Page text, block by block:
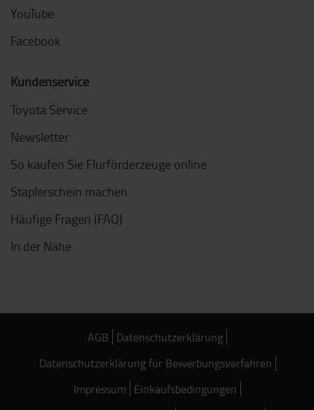
YouTube
Facebook
Kundenservice
Toyota Service
Newsletter
So kaufen Sie Flurförderzeuge online
Staplerschein machen
Häufige Fragen (FAQ)
In der Nähe
AGB Datenschutzerklärung
Datenschutzerklärung für Bewerbungsverfahren
Impressum Einkaufsbedingungen